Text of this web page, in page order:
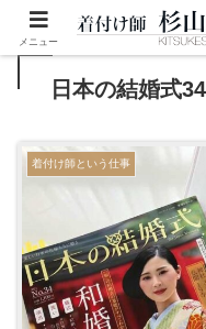
日本の結婚式
着付け師という仕事
メニュー